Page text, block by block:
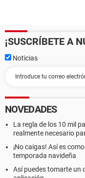
¡SUSCRÍBETE A
Noticias
NOVEDADES
La regla de los 10 mil
realmente necesario
¡No caigas! Así es
temporada navideña
Así puedes tomarte un